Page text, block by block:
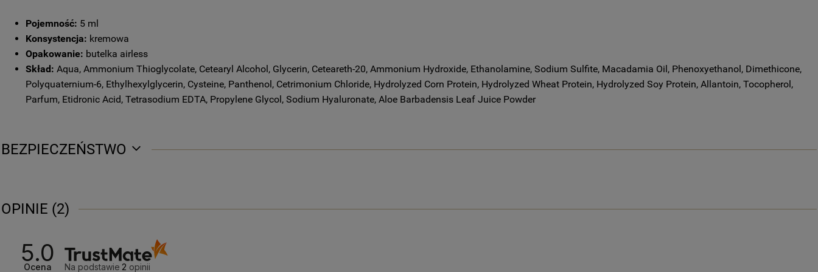
Pojemność: 5 ml
Konsystencja: kremowa
Opakowanie: butelka airless
Skład: Aqua, Ammonium Thioglycolate, Cetearyl Alcohol, Glycerin, Ceteareth-20, Ammonium Hydroxide, Ethanolamine, Sodium Sulfite, Macadamia Oil, Phenoxyethanol, Dimethicone,
Polyquaternium-6, Ethylhexylglycerin, Cysteine, Panthenol, Cetrimonium Chloride, Hydrolyzed Corn Protein, Hydrolyzed Wheat Protein, Hydrolyzed Soy Protein, Allantoin, Tocopherol,
Parfum, Etidronic Acid, Tetrasodium EDTA, Propylene Glycol, Sodium Hyaluronate, Aloe Barbadensis Leaf Juice Powder
BEZPIECZEŃSTWO
OPINIE (2)
5.0
Ocena Na podstawie 2 opinii